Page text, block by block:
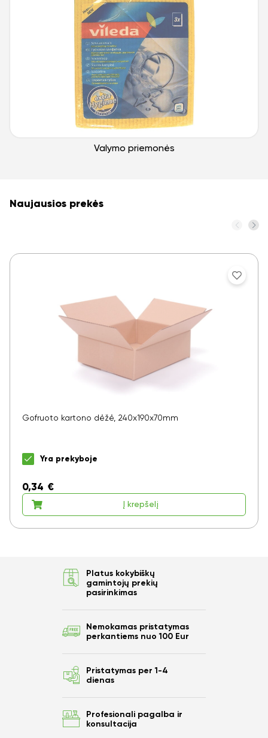
Valymo priemonės
Naujausios prekės
Gofruoto kartono dėžė, 240x190x70mm
Yra prekyboje
0,34 €
Į krepšelį
Platus kokybiškų
gamintojų prekių
pasirinkimas
Nemokamas pristatymas
perkantiems nuo 100 Eur
Pristatymas per 1-4
dienas
Profesionali pagalba ir
konsultacija